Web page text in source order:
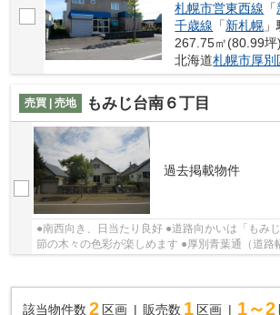
札幌市営東西線 「
千歳線 「新札幌
267.75㎡(80.99坪)
北海道札幌市厚別
売買 | 売地 もみじ台南６丁目
過去掲載物件
●南西向き、日当たり良好 ●道路向かいは「もみ
節の木々の色彩が楽しめます ●厚別青葉通（道路
該当物件数 2 区画 販売数 1 区画 1～2